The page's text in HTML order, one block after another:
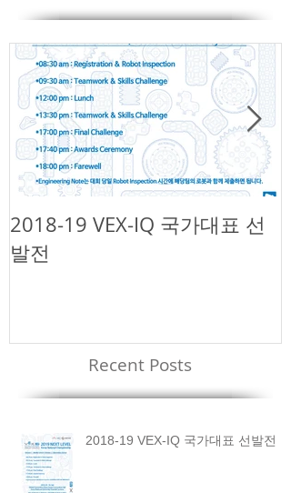
2018-19 VEX-IQ 국가대표 선
발전
Recent Posts
2018-19 VEX-IQ 국가대표 선발전